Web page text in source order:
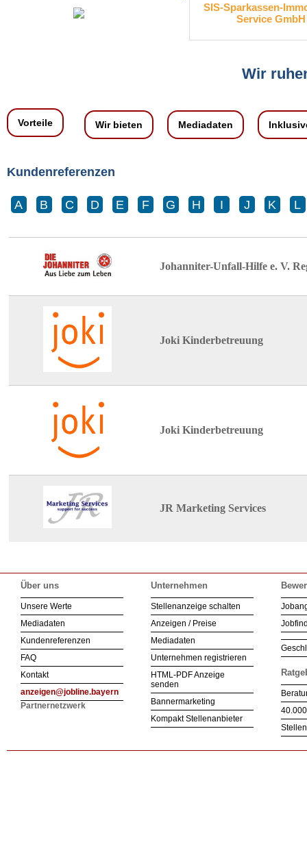
Boxroom Deutschland GmbH
SIS-Sparkassen-
Service GmbH
Wir
Vorteile Wir bieten Mediadaten
Kundenreferenzen
A B C D E F G H I J K L
Johanniter-Unfall-Hilfe e. V.
Joki Kinderbetreuung
Joki Kinderbetreuung
JR Marketing Services
Über uns
Unsere Werte
Mediadaten
Kundenreferenzen
FAQ
Kontakt
anzeigen@jobline.bayern
Partnernetzwerk
Unternehmen
Stellenanzeige schalten
Anzeigen / Preise
Mediadaten
Unternehmen registrieren
HTML-PDF Anzeige
senden
Bannermarketing
Kompakt Stellenanbieter